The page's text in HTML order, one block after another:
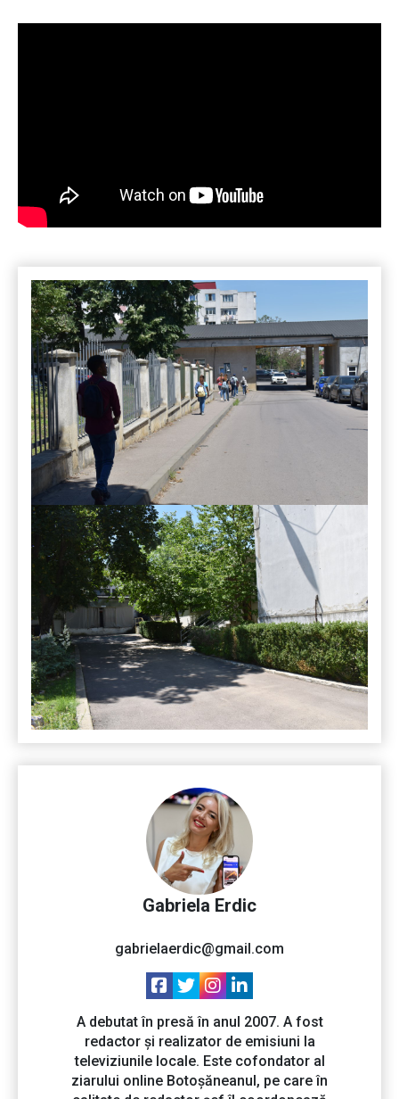
Gabriela Erdic
gabrielaerdic@gmail.com
A debutat în presă în anul 2007. A fost
redactor și realizator de emisiuni la
televiziunile locale. Este cofondator al
ziarului online Botoșăneanul, pe care în